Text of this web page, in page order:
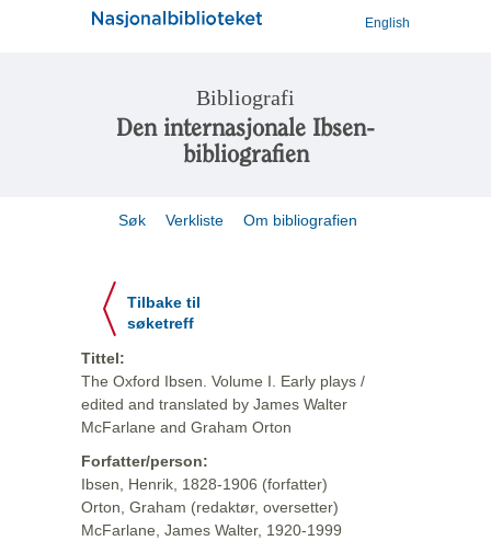
English
Bibliografi
Den internasjonale Ibsen-
bibliografien
Søk Verkliste Om bibliografien
Tilbake til
søketreff
Tittel:
The Oxford Ibsen. Volume I. Early plays /
edited and translated by James Walter
McFarlane and Graham Orton
Forfatter/person:
Ibsen, Henrik, 1828-1906 (forfatter)
Orton, Graham (redaktør, oversetter)
McFarlane, James Walter, 1920-1999